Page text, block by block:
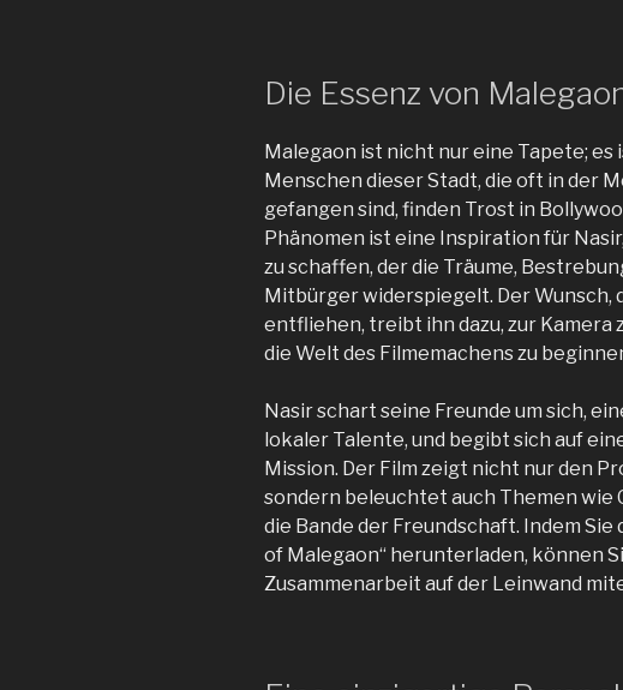
Die Essenz von
Malegaon ist nicht nur eine Tapete; es
Menschen dieser Stadt, die oft in der
gefangen sind, finden Trost in
Phänomen ist eine Inspiration für
zu schaffen, der die Träume,
Mitbürger widerspiegelt. Der Wunsch,
entfliehen, treibt ihn dazu, zur Kamera
die Welt des Filmemachens zu
Nasir schart seine Freunde um sich,
lokaler Talente, und begibt sich auf
Mission. Der Film zeigt nicht nur den
sondern beleuchtet auch Themen wie
die Bande der Freundschaft. Indem
of Malegaon“ herunterladen, können
Zusammenarbeit auf der Leinwand